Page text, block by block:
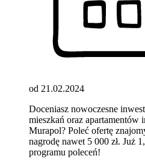
od 21.02.2024
Doceniasz nowoczesne
mieszkań oraz
Murapol? Poleć ofertę
nagrodę nawet 5 000 zł. Już
programu poleceń!